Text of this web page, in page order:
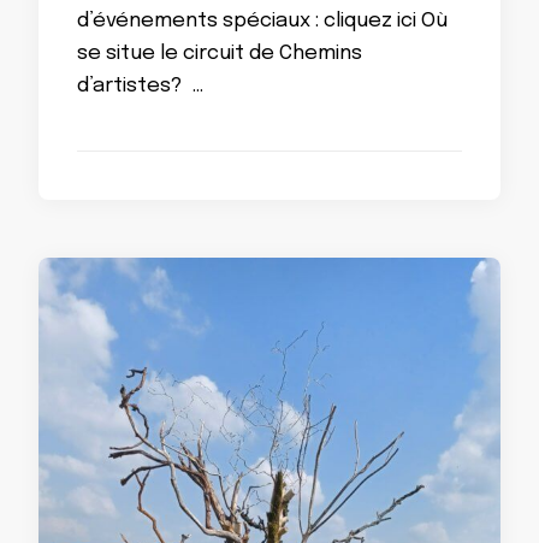
d’événements spéciaux : cliquez ici Où
se situe le circuit de Chemins
d’artistes? …